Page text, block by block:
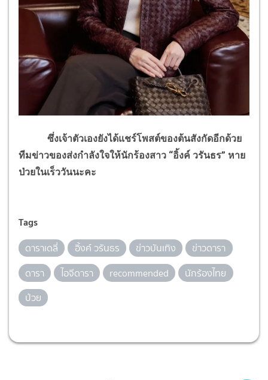
ซึ่งเจ้าตัวเองยังได้แชร์โพสต์ของต้นสังกัดอีกด้วย
ทีมข่าวของส่งกำลังใจให้นักร้องสาว “อิ้งค์ วรันธร” หาย
ป่วยในเร็ววันนะคะ
Tags
ดาราเดลี่ อิ้งค์ วรันธร ข่าวบันเทิง
ข่าวดารา
ดารา
ไอจีดารา recommended
นักร้องไทย
ป่วย